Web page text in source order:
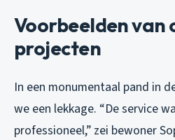
Voorbeelden van
projecten
In een monumentaal pand in
we een lekkage. “De service
professioneel,” zei bewoner